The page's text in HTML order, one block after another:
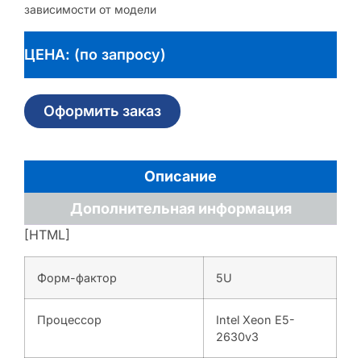
зависимости от модели
ЦЕНА: (по запросу)
Оформить заказ
Описание
Дополнительная информация
[HTML]
Форм-фактор 5U
Процессор
Intel Xeon E5-
2630v3